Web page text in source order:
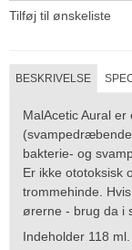
Tilføj til ønskeliste
BESKRIVELSE
MalAcetic Aural
bakterie- og
Er ikke ototoksisk
trommehinde.
ørerne - brug da i
Indeholder 118 ml.